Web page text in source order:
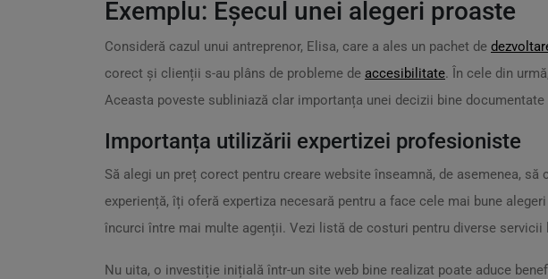
Exemplu: Eșecul unei alegeri proaste
Consideră cazul unui antreprenor, Elisa, care a ales un pachet de
corect și clienții s-au plâns de probleme de accesibilitate. În cele din
Aceasta poveste subliniază clar importanța unei decizii bine documentate
Importanța utilizării expertizei profesioniste
Să alegi un preț corect pentru creare website înseamnă, de asemenea,
experiență, îți oferă expertiza necesară pentru a face cele mai bune
încurci între mai multe agenții. Vezi listă de costuri pentru diverse servicii
Nu uita, o investiție inițială într-un site web bine realizat poate aduce